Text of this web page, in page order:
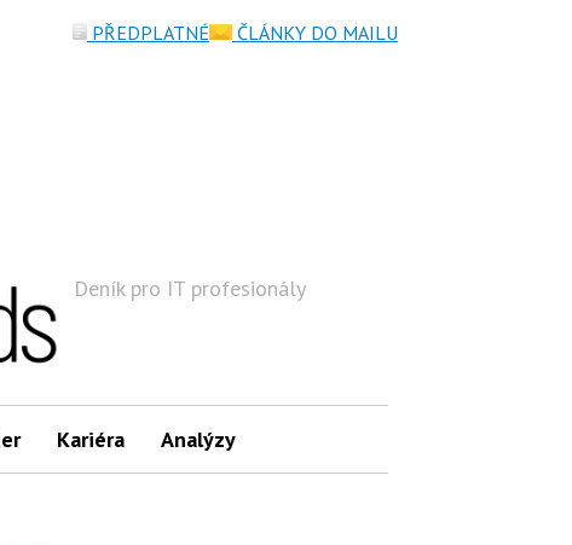
Deník pro IT profesionály
Kariéra Analýzy
PŘEDPLATNÉ ČLÁNKY DO MAILU